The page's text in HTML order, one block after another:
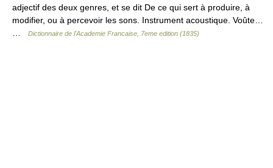
adjectif des deux genres, et se dit De ce qui sert à produire, à
modifier, ou à percevoir les sons. Instrument acoustique. Voûte…
Dictionnaire de l'Academie Francaise, 7eme edition (1835)